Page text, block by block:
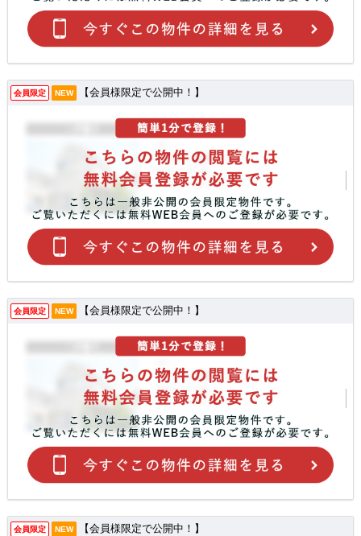
会員限定 NEW 【会員様限定で公開中！】
会員限定 NEW 【会員様限定で公開中！】
会員限定 NEW 【会員様限定で公開中！】